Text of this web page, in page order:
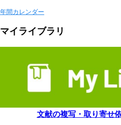
年間カレンダー
マイライブラリ
文献の複写・取り寄せ